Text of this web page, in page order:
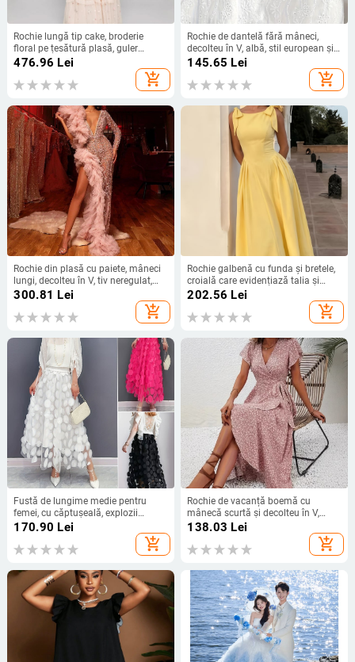
Rochie lungă tip cake, broderie
floral pe țesătură plasă, guler
rotund, mâneci cu petale; poliester.
476.96 Lei
add_shopping_cart
Rochie de dantelă fără mâneci,
decolteu în V, albă, stil european și
american, vară 2026 pentru plajă și
145.65 Lei
add_shopping_cart
Rochie din plasă cu paiete, mâneci
lungi, decolteu în V, tiv neregulat,
rochie de seară
300.81 Lei
add_shopping_cart
Rochie galbenă cu funda și bretele,
croială care evidențiază talia și
fustă evazată
202.56 Lei
add_shopping_cart
Fustă de lungime medie pentru
femei, cu căptușeală, explozii
transfrontaliere europene și
americane, primăvară și vară,
tridimensional, cusut decorativ,
170.90 Lei
add_shopping_cart
Rochie de vacanță boemă cu
mânecă scurtă și decolteu în V,
model Independent Station
138.03 Lei
add_shopping_cart